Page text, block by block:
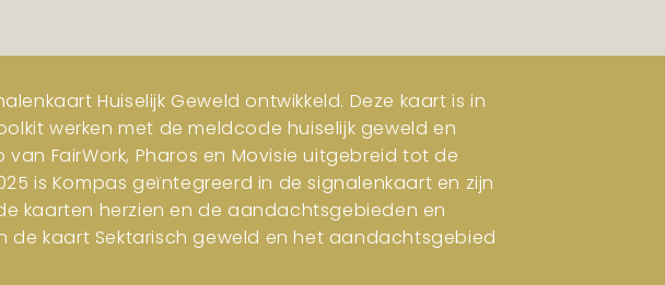
Huiselijk Geweld ontwikkeld. Deze kaart is in
werken met de meldcode huiselijk geweld en
FairWork, Pharos en Movisie uitgebreid tot de
is Kompas geïntegreerd in de signalenkaart en zijn
kaarten herzien en de aandachtsgebieden en
de kaart Sektarisch geweld en het aandachtsgebied